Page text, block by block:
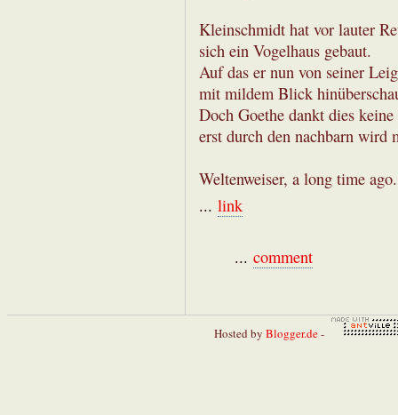
Kleinschmidt hat vor lauter
sich ein Vogelhaus gebaut.
Auf das er nun von seiner
mit mildem Blick
Doch Goethe dankt dies
erst durch den nachbarn wird
Weltenweiser, a long time ago.
... link
... comment
Hosted by Blogger.de-